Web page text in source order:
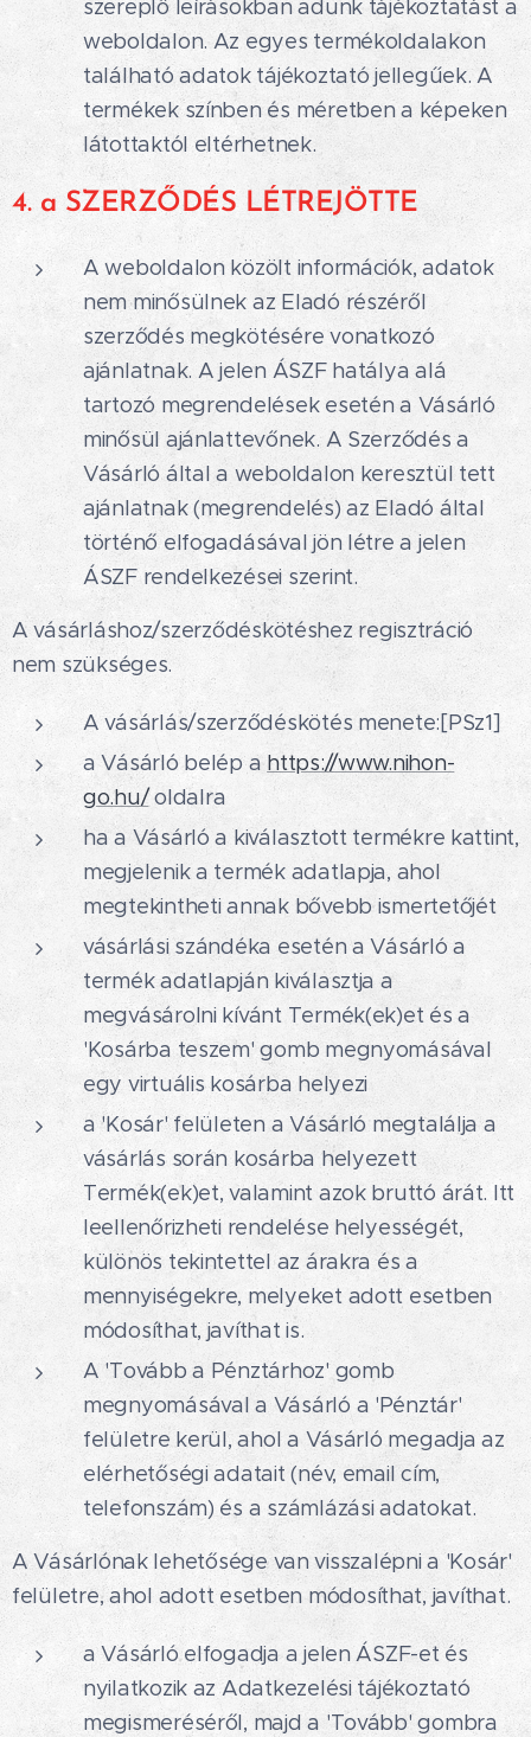
szereplő leírásokban adunk tájékoztatást a
weboldalon. Az egyes termékoldalakon
található adatok tájékoztató jellegűek. A
termékek színben és méretben a képeken
látottaktól eltérhetnek.
4. a SZERZŐDÉS LÉTREJÖTTE
A weboldalon közölt információk, adatok
nem minősülnek az Eladó részéről
szerződés megkötésére vonatkozó
ajánlatnak. A jelen ÁSZF hatálya alá
tartozó megrendelések esetén a Vásárló
minősül ajánlattevőnek. A Szerződés a
Vásárló által a weboldalon keresztül tett
ajánlatnak (megrendelés) az Eladó által
történő elfogadásával jön létre a jelen
ÁSZF rendelkezései szerint.
A vásárláshoz/szerződéskötéshez regisztráció
nem szükséges.
A vásárlás/szerződéskötés menete:[PSz1]
a Vásárló belép a https://www.nihon-
go.hu/oldalra
ha a Vásárló a kiválasztott termékre kattint,
megjelenik a termék adatlapja, ahol
megtekintheti annak bővebb ismertetőjét
vásárlási szándéka esetén a Vásárló a
termék adatlapján kiválasztja a
megvásárolni kívánt Termék(ek)et és a
'Kosárba teszem' gomb megnyomásával
egy virtuális kosárba helyezi
a 'Kosár' felületen a Vásárló megtalálja a
vásárlás során kosárba helyezett
Termék(ek)et, valamint azok bruttó árát. Itt
leellenőrizheti rendelése helyességét,
különös tekintettel az árakra és a
mennyiségekre, melyeket adott esetben
módosíthat, javíthat is.
A 'Tovább a Pénztárhoz' gomb
megnyomásával a Vásárló a 'Pénztár'
felületre kerül, ahol a Vásárló megadja az
elérhetőségi adatait (név, email cím,
telefonszám) és a számlázási adatokat.
A Vásárlónak lehetősége van visszalépni a 'Kosár'
felületre, ahol adott esetben módosíthat, javíthat.
a Vásárló elfogadja a jelen ÁSZF-et és
nyilatkozik az Adatkezelési tájékoztató
megismeréséről, majd a 'Tovább' gombra